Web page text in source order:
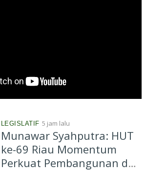
LEGISLATIF 5 jam lalu
Munawar Syahputra: HUT
ke-69 Riau Momentum
Perkuat Pembangunan dan